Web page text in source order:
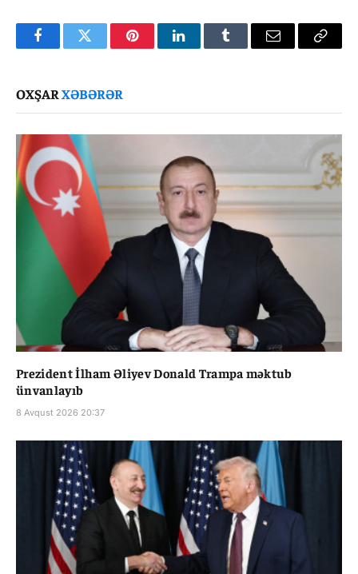
FacebookTwitter PinterestLinkedInTumblr Email
Copy
OXŞARXƏBƏRƏR
Prezident İlham Əliyev Donald Trampa məktub
ünvanlayıb
8 Avqust 2026 20:37